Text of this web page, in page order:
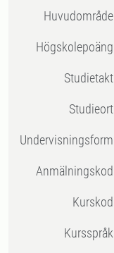
Huvudområde
högskolepoäng
Studietakt
Studieort
Undervisningsform
Anmälningskod
Kurskod
Kursspråk